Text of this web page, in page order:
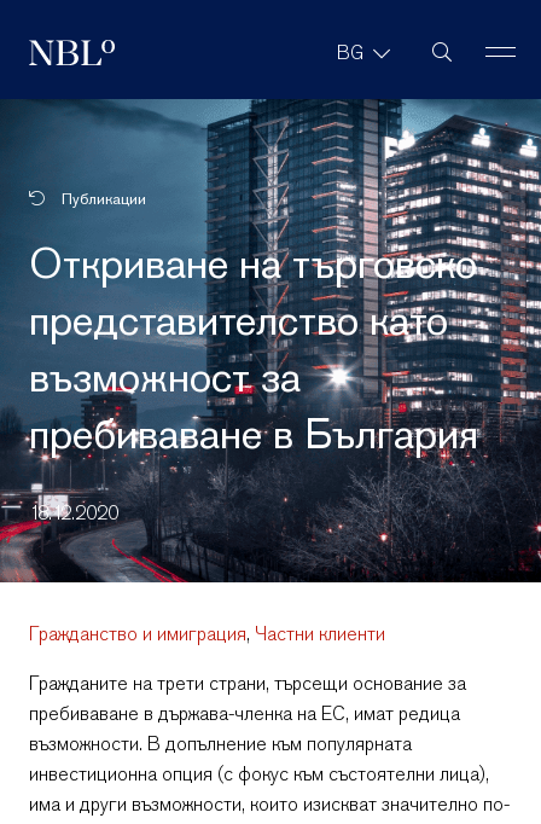
New Balkans Law Office BG Търсене в
Публикации
Откриване на търговско
представителство като
възможност за
пребиваване в България
18.12.2020
Гражданство и имиграция, Частни клиенти
Гражданите на трети страни, търсещи основание за
пребиваване в държава-членка на ЕС, имат редица
възможности. В допълнение към популярната
инвестиционна опция (с фокус към състоятелни лица),
има и други възможности, които изискват значително по-